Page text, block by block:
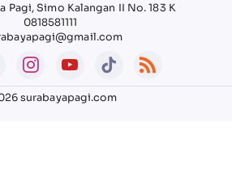
Pagi, Simo Kalangan II No. 183 K
0818581111
surabayapagi.com